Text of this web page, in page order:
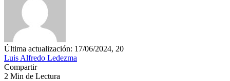
Última actualización: 17/06/2024, 20
Luis Alfredo Ledezma
Compartir
2 Min de Lectura